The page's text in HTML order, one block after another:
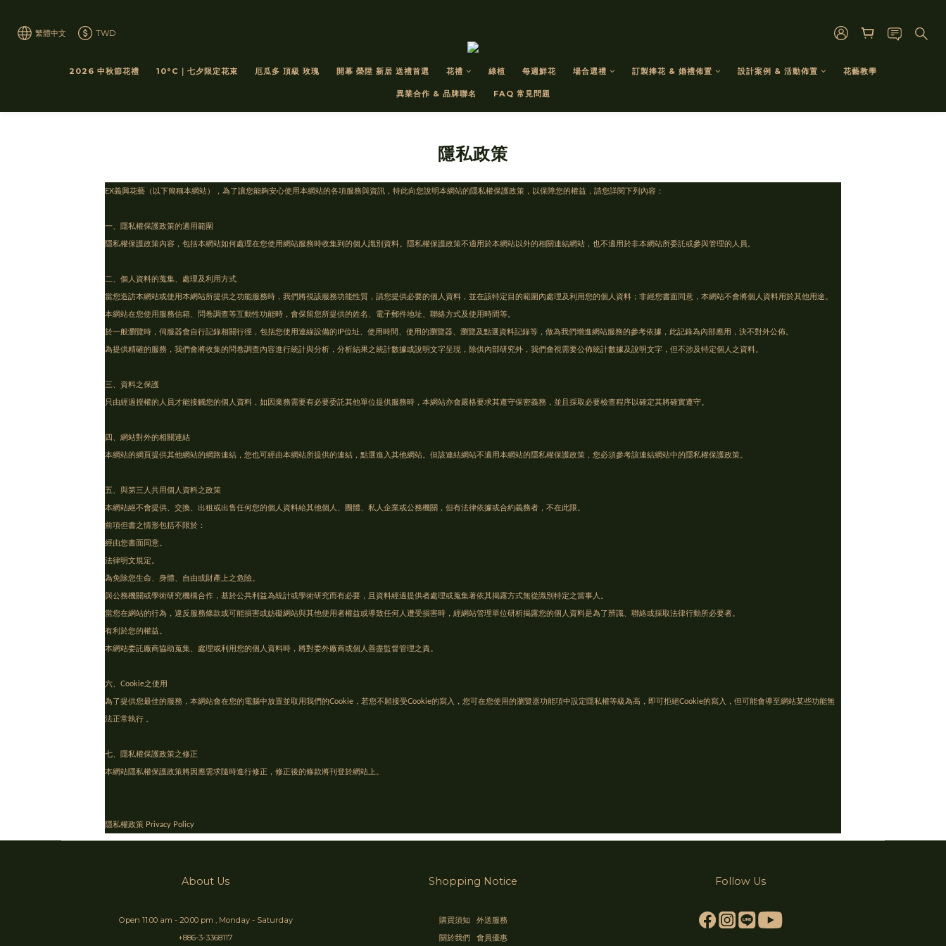
繁體中文 TWD
2026 中秋節花禮 10°C｜七夕限定花束 厄瓜多 頂級 玫瑰 開幕 榮陞 新居 送禮首選 花禮 綠植 每週鮮花 場合選禮 訂製捧花 & 婚禮佈置 設計案例 & 活動佈置 花藝教學
異業合作 & 品牌聯名 FAQ 常見問題
隱私政策
EX義興花藝（以下簡稱本網站），為了讓您能夠安心使用本網站的各項服務與資訊，特此向您說明本網站的隱私權保護政策，以保障您的權益，請您詳閱下列內容：
一、隱私權保護政策的適用範圍
隱私權保護政策內容，包括本網站如何處理在您使用網站服務時收集到的個人識別資料。隱私權保護政策不適用於本網站以外的相關連結網站，也不適用於非本網站所委託或參與管理的人員。
二、個人資料的蒐集、處理及利用方式
當您造訪本網站或使用本網站所提供之功能服務時，我們將視該服務功能性質，請您提供必要的個人資料，並在該特定目的範圍內處理及利用您的個人資料；非經您書面同意，本網站不會將個人資料用於其他用途。
本網站在您使用服務信箱、問卷調查等互動性功能時，會保留您所提供的姓名、電子郵件地址、聯絡方式及使用時間等。
於一般瀏覽時，伺服器會自行記錄相關行徑，包括您使用連線設備的IP位址、使用時間、使用的瀏覽器、瀏覽及點選資料記錄等，做為我們增進網站服務的參考依據，此記錄為內部應用，決不對外公佈。
為提供精確的服務，我們會將收集的問卷調查內容進行統計與分析，分析結果之統計數據或說明文字呈現，除供內部研究外，我們會視需要公佈統計數據及說明文字，但不涉及特定個人之資料。
三、資料之保護
只由經過授權的人員才能接觸您的個人資料，如因業務需要有必要委託其他單位提供服務時，本網站亦會嚴格要求其遵守保密義務，並且採取必要檢查程序以確定其將確實遵守。
四、網站對外的相關連結
本網站的網頁提供其他網站的網路連結，您也可經由本網站所提供的連結，點選進入其他網站。但該連結網站不適用本網站的隱私權保護政策，您必須參考該連結網站中的隱私權保護政策。
五、與第三人共用個人資料之政策
本網站絕不會提供、交換、出租或出售任何您的個人資料給其他個人、團體、私人企業或公務機關，但有法律依據或合約義務者，不在此限。
前項但書之情形包括不限於：
經由您書面同意。
法律明文規定。
為免除您生命、身體、自由或財產上之危險。
與公務機關或學術研究機構合作，基於公共利益為統計或學術研究而有必要，且資料經過提供者處理或蒐集著依其揭露方式無從識別特定之當事人。
當您在網站的行為，違反服務條款或可能損害或妨礙網站與其他使用者權益或導致任何人遭受損害時，經網站管理單位研析揭露您的個人資料是為了辨識、聯絡或採取法律行動所必要者。
有利於您的權益。
本網站委託廠商協助蒐集、處理或利用您的個人資料時，將對委外廠商或個人善盡監督管理之責。
六、Cookie之使用
為了提供您最佳的服務，本網站會在您的電腦中放置並取用我們的Cookie，若您不願接受Cookie的寫入，您可在您使用的瀏覽器功能項中設定隱私權等級為高，即可拒絕Cookie的寫入，但可能會導至網站某些功能無
法正常執行 。
七、隱私權保護政策之修正
本網站隱私權保護政策將因應需求隨時進行修正，修正後的條款將刊登於網站上。
隱私權政策 Privacy Policy
About Us
Open 11:00 am - 20:00 pm , Monday - Saturday
+886-3-3368117
Shopping Notice
購買須知
外送服務
關於我們
會員優惠
Follow Us